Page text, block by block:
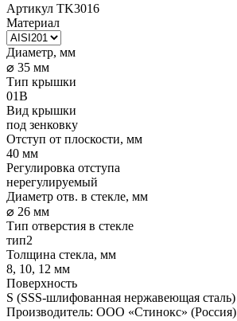
Артикул TK3016
Материал
Диаметр, мм
⌀ 35 мм
Тип крышки
01B
Вид крышки
под зенковку
Отступ от плоскости, мм
40 мм
Регулировка отступа
нерегулируемый
Диаметр отв. в стекле, мм
⌀ 26 мм
Тип отверстия в стекле
тип2
Толщина стекла, мм
8, 10, 12 мм
Поверхность
S (SSS-шлифованная нержавеющая сталь)
Производитель: ООО «Стинокс» (Россия)